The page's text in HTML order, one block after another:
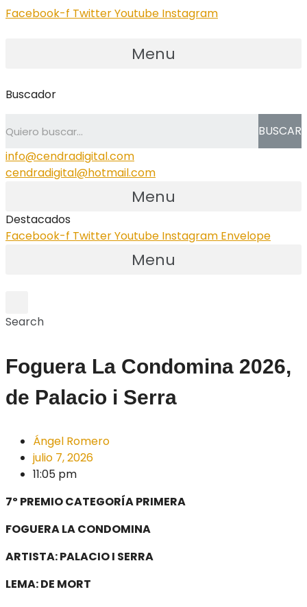
Facebook-f TwitterYoutube Instagram
Menu
Buscador
BUSCAR
info@cendradigital.com
cendradigital@hotmail.com
Menu
Destacados
Facebook-f TwitterYoutube Instagram Envelope
Menu
Search
Foguera La Condomina 2026,
de Palacio i Serra
Ángel Romero
julio 7, 2026
11:05 pm
7º PREMIO CATEGORÍA PRIMERA
FOGUERA LA CONDOMINA
ARTISTA: PALACIO I SERRA
LEMA: DE MORT